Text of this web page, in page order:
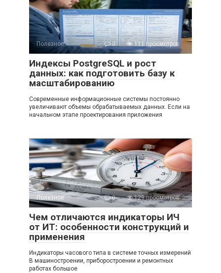
Полезное 0 111 просмотров
Индексы PostgreSQL и рост
данных: как подготовить базу к
масштабированию
Современные информационные системы постоянно
увеличивают объемы обрабатываемых данных. Если на
начальном этапе проектирования приложения
Полезное 0 129 просмотров
Чем отличаются индикаторы ИЧ
от ИТ: особенности конструкций и
применения
Индикаторы часового типа в системе точных измерений
В машиностроении, приборостроении и ремонтных
работах большое